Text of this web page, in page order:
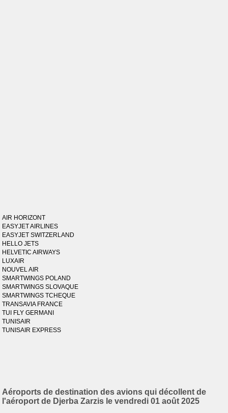
AIR HORIZONT
EASYJET AIRLINES
EASYJET SWITZERLAND
HELLO JETS
HELVETIC AIRWAYS
LUXAIR
NOUVEL AIR
SMARTWINGS POLAND
SMARTWINGS SLOVAQUE
SMARTWINGS TCHEQUE
TRANSAVIA FRANCE
TUI FLY GERMANI
TUNISAIR
TUNISAIR EXPRESS
Aéroports de destination des avions qui décollent de
l'aéroport de Djerba Zarzis le vendredi 01 août 2025